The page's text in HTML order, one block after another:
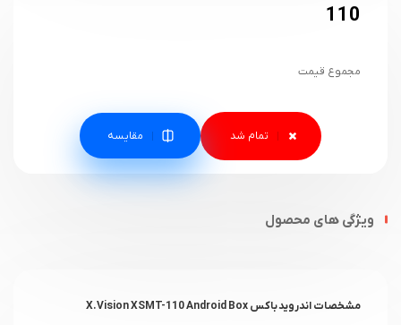
110
مجموع قیمت
مقایسه
ویژگی های محصول
مشخصات اندروید باکس X.Vision XSMT-110 Android Box